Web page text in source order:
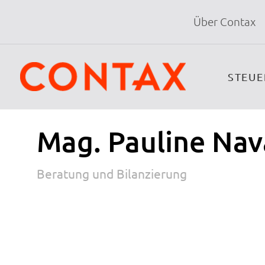
Über Contax
Mag. Pauline
Beratung und Bilanzierung